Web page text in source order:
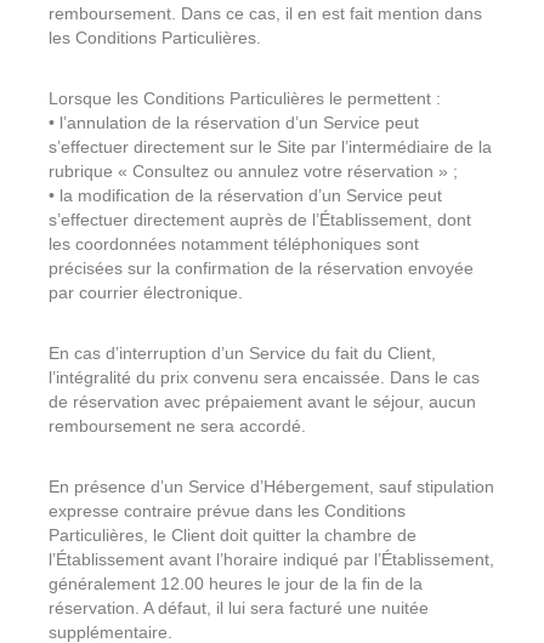
remboursement. Dans ce cas, il en est fait mention dans
les Conditions Particulières.
Lorsque les Conditions Particulières le permettent :
• l’annulation de la réservation d’un Service peut
s’effectuer directement sur le Site par l’intermédiaire de la
rubrique « Consultez ou annulez votre réservation » ;
• la modification de la réservation d’un Service peut
s’effectuer directement auprès de l’Établissement, dont
les coordonnées notamment téléphoniques sont
précisées sur la confirmation de la réservation envoyée
par courrier électronique.
En cas d’interruption d’un Service du fait du Client,
l’intégralité du prix convenu sera encaissée. Dans le cas
de réservation avec prépaiement avant le séjour, aucun
remboursement ne sera accordé.
En présence d’un Service d’Hébergement, sauf stipulation
expresse contraire prévue dans les Conditions
Particulières, le Client doit quitter la chambre de
l’Établissement avant l’horaire indiqué par l’Établissement,
généralement 12.00 heures le jour de la fin de la
réservation. A défaut, il lui sera facturé une nuitée
supplémentaire.